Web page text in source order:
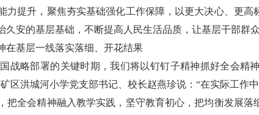
力提升，聚焦夯实基础强化工作保障，以更大决心、更
久安的基层基础，不断提高人民生活品质，让基层干部群
在基层一线落实落细、开花结果
战略部署的关键时期，我们将以钉钉子精神抓好全会
区洪城河小学党支部书记、校长赵燕珍说：“在实际工作
把全会精神融入教学实践，坚守教育初心，把均衡发展